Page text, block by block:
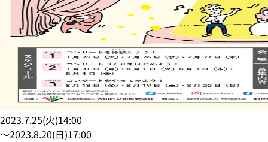
2023.7.25(火)14:00
〜2023.8.20(日)17:00